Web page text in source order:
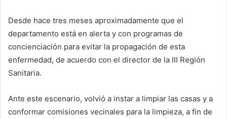
Desde hace tres meses aproximadamente que el
departamento está en alerta y con programas de
concienciación para evitar la propagación de esta
enfermedad, de acuerdo con el director de la III Región
Sanitaria.
Ante este escenario, volvió a instar a limpiar las casas y a
conformar comisiones vecinales para la limpieza, a fin de